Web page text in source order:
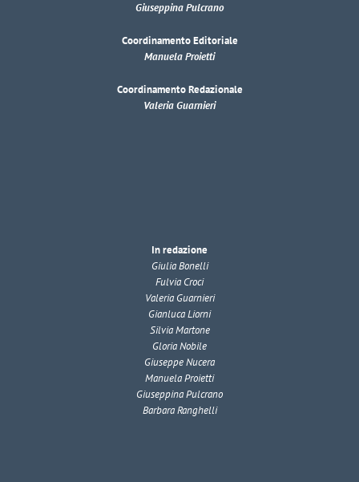
Giuseppina Pulcrano
Coordinamento Editoriale
Manuela Proietti
Coordinamento Redazionale
Valeria Guarnieri
In redazione
Giulia Bonelli
Fulvia Croci
Valeria Guarnieri
Gianluca Liorni
Silvia Martone
Gloria Nobile
Giuseppe Nucera
Manuela Proietti
Giuseppina Pulcrano
Barbara Ranghelli